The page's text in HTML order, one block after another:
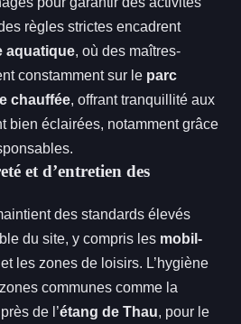
règles strictes encadrent
aquatique, où des maîtres-
constamment sur le parc
chauffée, offrant tranquillité aux
bien éclairées, notamment grâce
et d’entretien des
des standards élevés
du site, y compris les mobil-
les zones de loisirs. L’hygiène
communes comme la
de l’étang de Thau, pour le